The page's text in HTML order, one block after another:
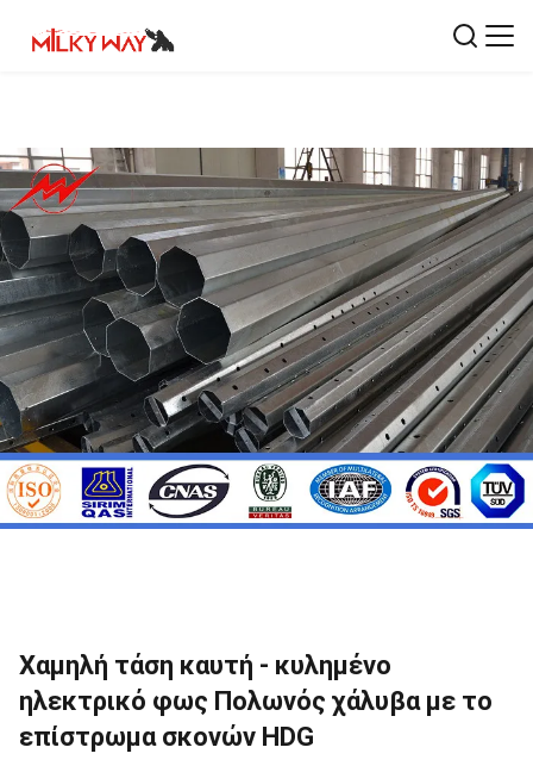
Χαμηλή τάση καυτή - κυλημένο
ηλεκτρικό φως Πολωνός χάλυβα με το
επίστρωμα σκονών HDG